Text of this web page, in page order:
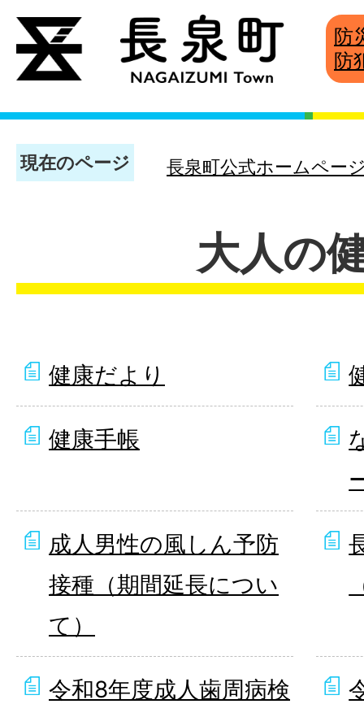
防
防
現在のページ 長泉町公式ホームペー
大人の
健康だより
健康手帳
成人男性の風しん予防
接種（期間延長につい
て）
令和8年度成人歯周病検